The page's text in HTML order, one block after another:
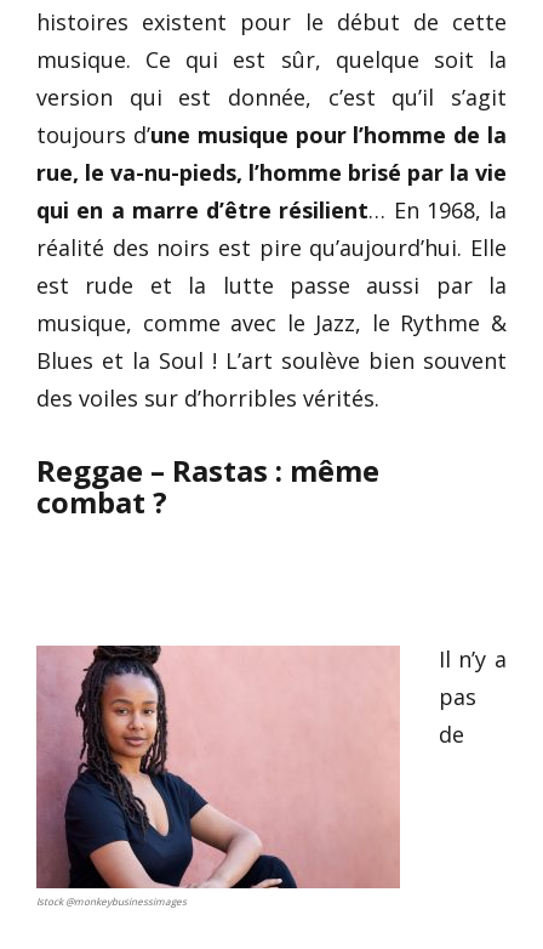
histoires existent pour le début de cette
musique. Ce qui est sûr, quelque soit la
version qui est donnée, c’est qu’il s’agit
toujours d’une musique pour l’homme de la
rue, le va-nu-pieds, l’homme brisé par la vie
qui en a marre d’être résilient… En 1968, la
réalité des noirs est pire qu’aujourd’hui. Elle
est rude et la lutte passe aussi par la
musique, comme avec le Jazz, le Rythme &
Blues et la Soul ! L’art soulève bien souvent
des voiles sur d’horribles vérités.
Reggae – Rastas : même
combat ?
Istock @monkeybusinessimages
Il n’y a
pas
de